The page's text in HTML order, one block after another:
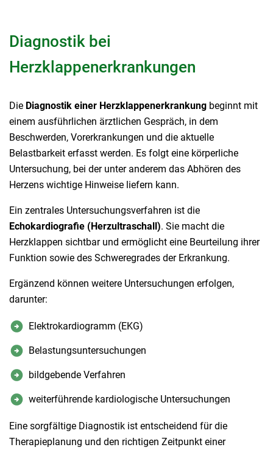
Diagnostik bei
Herzklappenerkrankungen
Die Diagnostik einer Herzklappenerkrankung beginnt mit
einem ausführlichen ärztlichen Gespräch, in dem
Beschwerden, Vorerkrankungen und die aktuelle
Belastbarkeit erfasst werden. Es folgt eine körperliche
Untersuchung, bei der unter anderem das Abhören des
Herzens wichtige Hinweise liefern kann.
Ein zentrales Untersuchungsverfahren ist die
Echokardiografie (Herzultraschall). Sie macht die
Herzklappen sichtbar und ermöglicht eine Beurteilung ihrer
Funktion sowie des Schweregrades der Erkrankung.
Ergänzend können weitere Untersuchungen erfolgen,
darunter:
Elektrokardiogramm (EKG)
Belastungsuntersuchungen
bildgebende Verfahren
weiterführende kardiologische Untersuchungen
Eine sorgfältige Diagnostik ist entscheidend für die
Therapieplanung und den richtigen Zeitpunkt einer